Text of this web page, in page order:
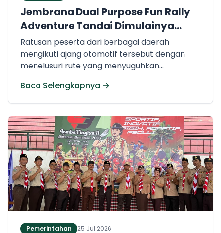
Jembrana Dual Purpose Fun Rally
Adventure Tandai Dimulainya
Festival Semarak Jembrana 2026.
Ratusan peserta dari berbagai daerah
mengikuti ajang otomotif tersebut dengan
menelusuri rute yang menyuguhkan
Baca Selengkapnya →
Pemerintahan 25 Jul 2026